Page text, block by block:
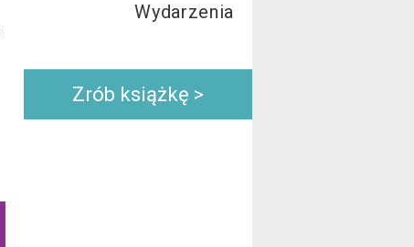
Wydarzenia
Zrób książkę >